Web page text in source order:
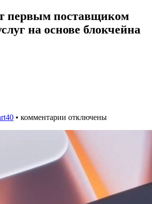
первым поставщиком
на основе блокчейна
• комментарии отключены